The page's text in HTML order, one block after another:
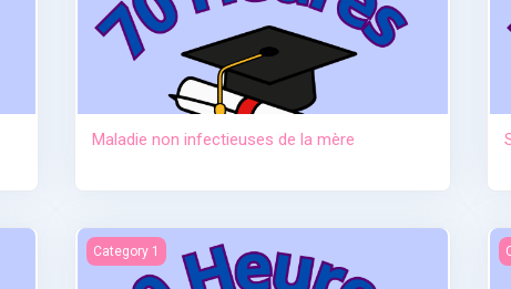
Maladie non infectieuses de la mère
sevrage)Anatomie et physiologie
Category 1